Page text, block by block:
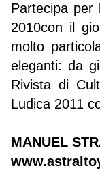
Partecipa per
2010con il
molto
eleganti: da
Rivista di
Ludica 2011
MANUEL